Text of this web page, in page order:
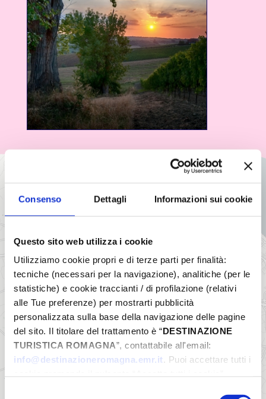
Consenso Dettagli Informazioni sui cookie
Questo sito web utilizza i cookie
Utilizziamo cookie propri e di terze parti per finalità:
tecniche (necessari per la navigazione), analitiche (per le
statistiche) e cookie traccianti / di profilazione (relativi
alle Tue preferenze) per mostrarti pubblicità
personalizzata sulla base della navigazione delle pagine
del sito. Il titolare del trattamento è “DESTINAZIONE
TURISTICA ROMAGNA”, contattabile all'email:
info@destinazioneromagna.emr.it. Puoi accettare tutti i
−